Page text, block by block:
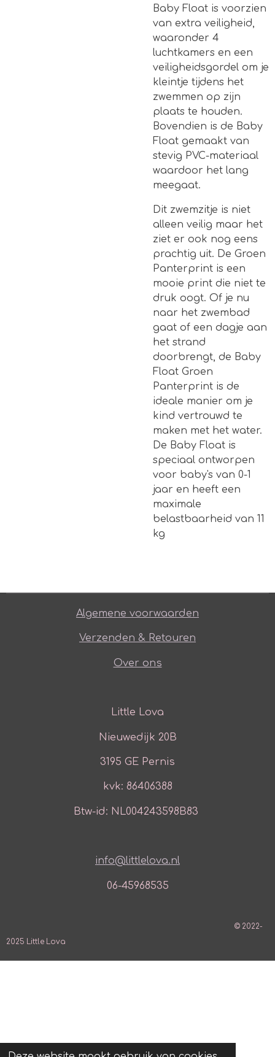
Baby Float is voorzien
van extra veiligheid,
waaronder 4
luchtkamers en een
veiligheidsgordel om je
kleintje tijdens het
zwemmen op zijn
plaats te houden.
Bovendien is de Baby
Float gemaakt van
stevig PVC-materiaal
waardoor het lang
meegaat.
Dit zwemzitje is niet
alleen veilig maar het
ziet er ook nog eens
prachtig uit. De Groen
Panterprint is een
mooie print die niet te
druk oogt. Of je nu
naar het zwembad
gaat of een dagje aan
het strand
doorbrengt, de Baby
Float Groen
Panterprint is de
ideale manier om je
kind vertrouwd te
maken met het water.
De Baby Float is
speciaal ontworpen
voor baby's van 0-1
jaar en heeft een
maximale
belastbaarheid van 11
kg
Algemene voorwaarden
Verzenden & Retouren
Over ons
Little Lova
Nieuwedijk 20B
3195 GE Pernis
kvk: 86406388
Btw-id: NL004243598B83
info@littlelova.nl
06-45968535
© 2022-
2025 Little Lova